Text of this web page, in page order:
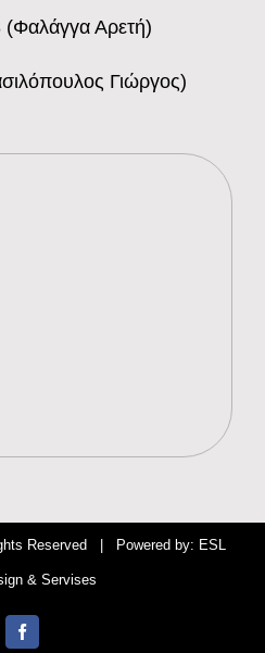
(Φαλάγγα Αρετή)
Γιώργος)
Reserved | Powered by: ESL
& Servises
Facebook